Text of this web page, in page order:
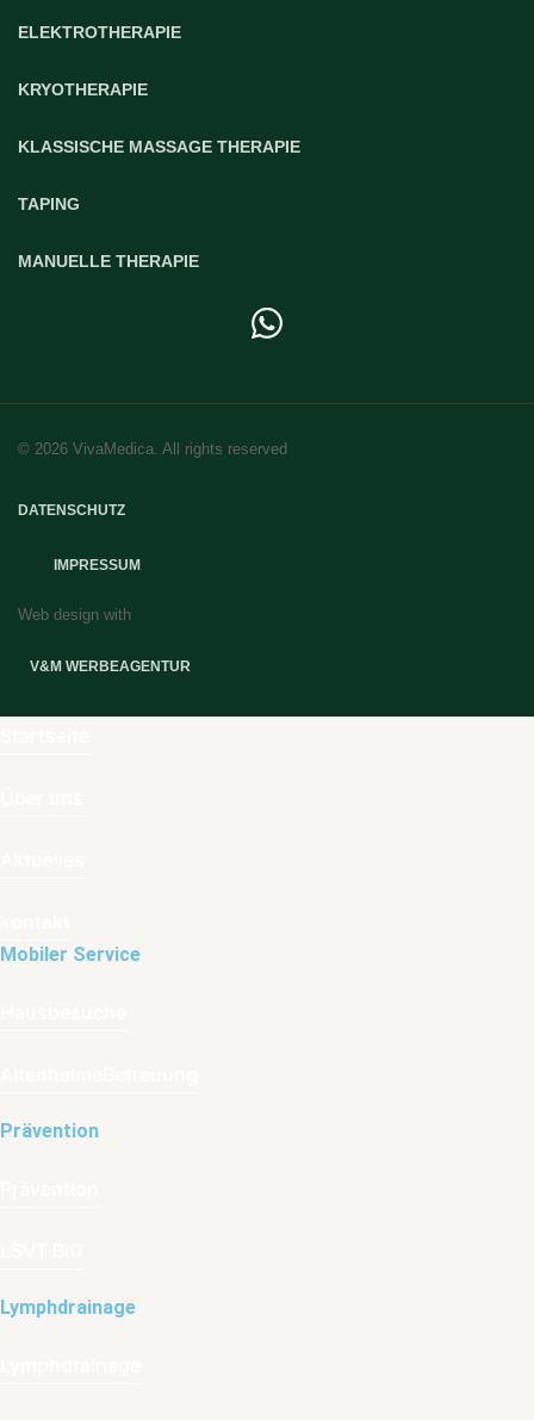
ELEKTROTHERAPIE
KRYOTHERAPIE
KLASSISCHE MASSAGE THERAPIE
TAPING
MANUELLE THERAPIE
© 2026 VivaMedica. All rights reserved
DATENSCHUTZ
IMPRESSUM
Web design with
V&M WERBEAGENTUR
Mobiler Service
Prävention
Lymphdrainage